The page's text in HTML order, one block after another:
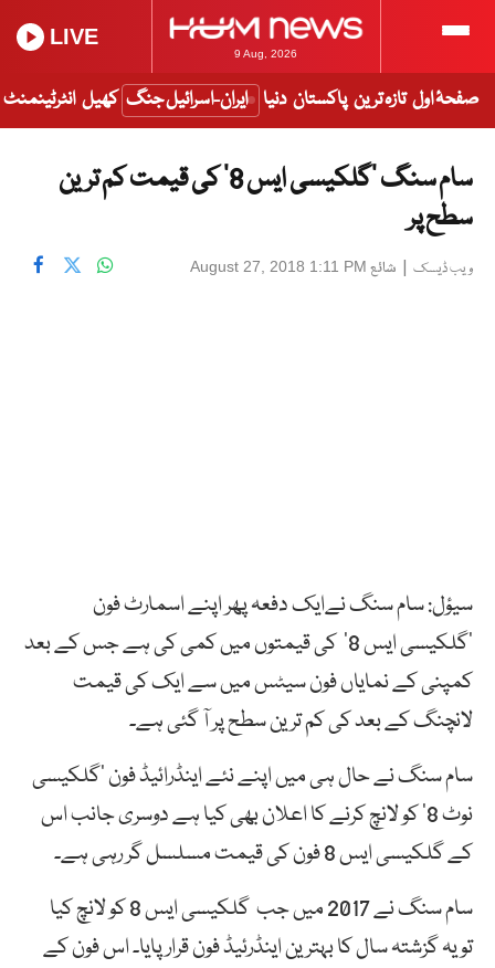
9 Aug, 2026
LIVE
صفحۂ اول تازہ ترین پاکستان دنیا ایران-اسرائیل جنگ کھیل انٹرٹینمنٹ
سام سنگ ‘گلکیسی ایس 8’ کی قیمت کم ترین
سطح پر
ویب ڈیسک | شائع August 27, 2018 1:11 PM
سیؤل: سام سنگ نےایک دفعہ پھر اپنے اسمارٹ فون
‘گلکیسی ایس 8’ کی قیمتوں میں کمی کی ہے جس کے بعد
کمپنی کے نمایاں فون سیٹس میں سے ایک کی قیمت
لانچنگ کے بعد کی کم ترین سطح پر آ گئی ہے۔
سام سنگ نے حال ہی میں اپنے نئے اینڈرائیڈ فون ‘گلکیسی
نوٹ 8’ کو لانچ کرنے کا اعلان بھی کیا ہے دوسری جانب اس
کے گلکیسی ایس 8 فون کی قیمت مسلسل گر رہی ہے۔
سام سنگ نے 2017 میں جب گلکیسی ایس 8 کو لانچ کیا
تویہ گزشتہ سال کا بہترین اینڈرئیڈ فون قرار پایا۔ اس فون کے